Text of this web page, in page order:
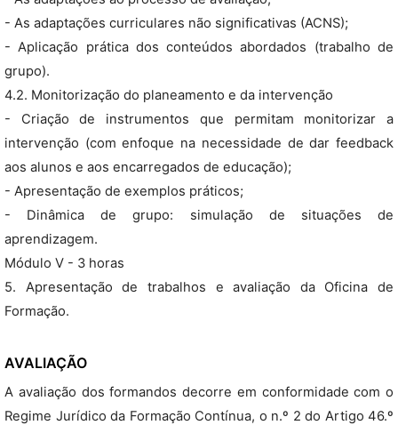
- As adaptações curriculares não significativas (ACNS);
- Aplicação prática dos conteúdos abordados (trabalho de
grupo).
4.2. Monitorização do planeamento e da intervenção
- Criação de instrumentos que permitam monitorizar a
intervenção (com enfoque na necessidade de dar feedback
aos alunos e aos encarregados de educação);
- Apresentação de exemplos práticos;
- Dinâmica de grupo: simulação de situações de
aprendizagem.
Módulo V - 3 horas
5. Apresentação de trabalhos e avaliação da Oficina de
Formação.
AVALIAÇÃO
A avaliação dos formandos decorre em conformidade com o
Regime Jurídico da Formação Contínua, o n.º 2 do Artigo 46.º